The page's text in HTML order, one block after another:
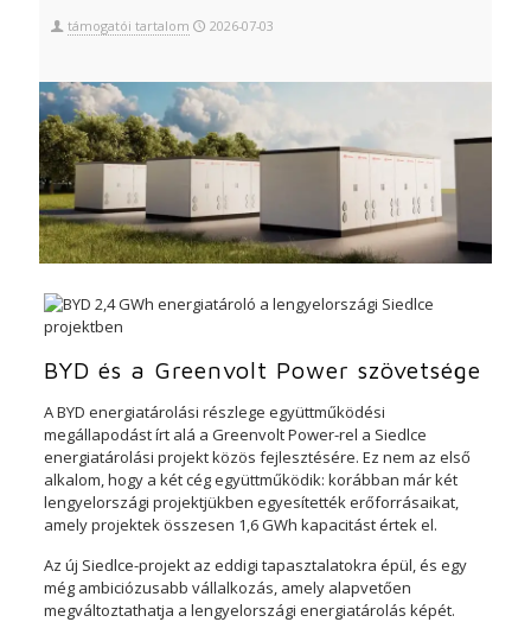
támogatói tartalom 2026-07-03
BYD és a Greenvolt Power szövetsége
A BYD energiatárolási részlege együttműködési
megállapodást írt alá a Greenvolt Power-rel a Siedlce
energiatárolási projekt közös fejlesztésére. Ez nem az első
alkalom, hogy a két cég együttműködik: korábban már két
lengyelországi projektjükben egyesítették erőforrásaikat,
amely projektek összesen 1,6 GWh kapacitást értek el.
Az új Siedlce-projekt az eddigi tapasztalatokra épül, és egy
még ambiciózusabb vállalkozás, amely alapvetően
megváltoztathatja a lengyelországi energiatárolás képét.